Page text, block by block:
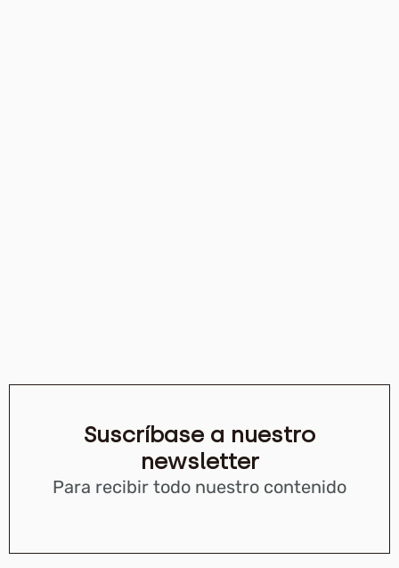
Suscríbase a nuestro
newsletter
Para recibir todo nuestro contenido